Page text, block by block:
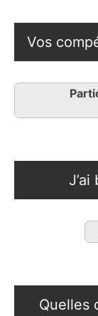
Vos
Quelles